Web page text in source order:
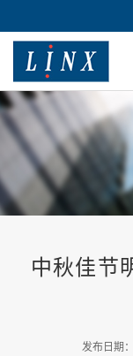
中秋佳节
发布日期